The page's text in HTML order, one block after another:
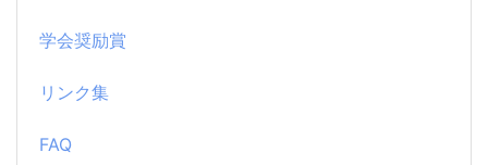
学会奨励賞
リンク集
FAQ